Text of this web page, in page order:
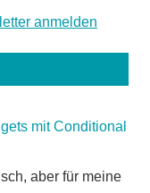
mit Conditional
aber für meine